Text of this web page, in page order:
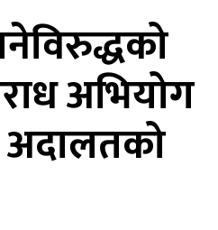
अभियोग
अदालतको